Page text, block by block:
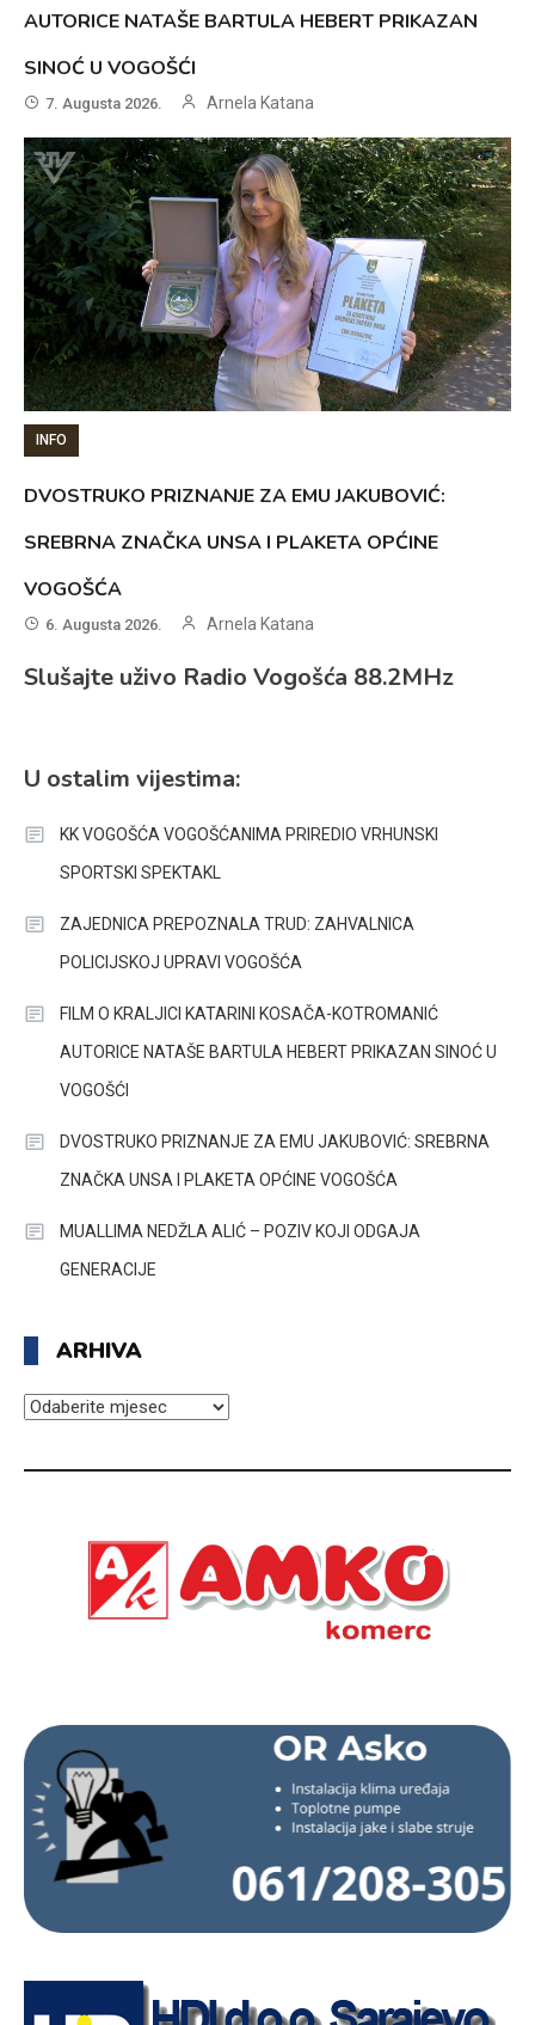
AUTORICE NATAŠE BARTULA HEBERT PRIKAZAN
SINOĆ U VOGOŠĆI
7. Augusta 2026. Arnela Katana
INFO
DVOSTRUKO PRIZNANJE ZA EMU JAKUBOVIĆ:
SREBRNA ZNAČKA UNSA I PLAKETA OPĆINE
VOGOŠĆA
6. Augusta 2026. Arnela Katana
Slušajte uživo Radio Vogošća 88.2MHz
U ostalim vijestima:
KK VOGOŠĆA VOGOŠĆANIMA PRIREDIO VRHUNSKI
SPORTSKI SPEKTAKL
ZAJEDNICA PREPOZNALA TRUD: ZAHVALNICA
POLICIJSKOJ UPRAVI VOGOŠĆA
FILM O KRALJICI KATARINI KOSAČA-KOTROMANIĆ
AUTORICE NATAŠE BARTULA HEBERT PRIKAZAN SINOĆ U
VOGOŠĆI
DVOSTRUKO PRIZNANJE ZA EMU JAKUBOVIĆ: SREBRNA
ZNAČKA UNSA I PLAKETA OPĆINE VOGOŠĆA
MUALLIMA NEDŽLA ALIĆ – POZIV KOJI ODGAJA
GENERACIJE
ARHIVA
ARHIVA